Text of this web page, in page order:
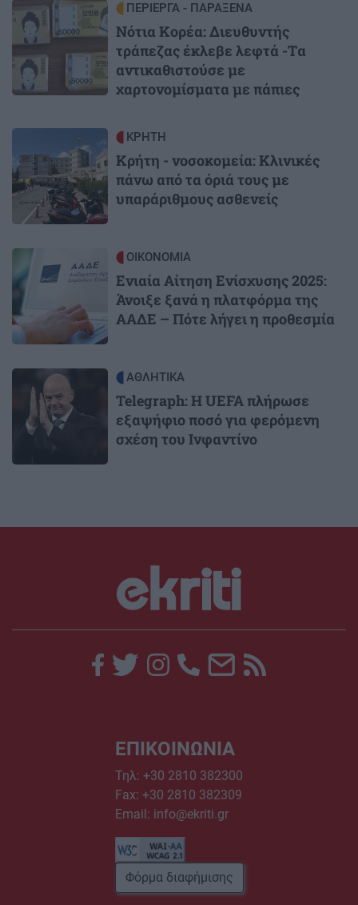
Image ΠΕΡΙΕΡΓΑ - ΠΑΡΑΞΕΝΑ
Νότια Κορέα: Διευθυντής
τράπεζας έκλεβε λεφτά -Tα
αντικαθιστούσε με
χαρτονομίσματα με πάπιες
ΚΡΗΤΗ
Κρήτη - νοσοκομεία: Κλινικές
πάνω από τα όριά τους με
υπαράριθμους ασθενείς
Image ΟΙΚΟΝΟΜΙΑ
Ενιαία Αίτηση Ενίσχυσης 2025:
Άνοιξε ξανά η πλατφόρμα της
ΑΑΔΕ – Πότε λήγει η προθεσμία
Image ΑΘΛΗΤΙΚΑ
Telegraph: Η UEFA πλήρωσε
εξαψήφιο ποσό για φερόμενη
σχέση του Ινφαντίνο
ΕΠΙΚΟΙΝΩΝΙΑ
Τηλ: +30 2810 382300
Fax: +30 2810 382309
Email: info@ekriti.gr
Φόρμα διαφήμισης